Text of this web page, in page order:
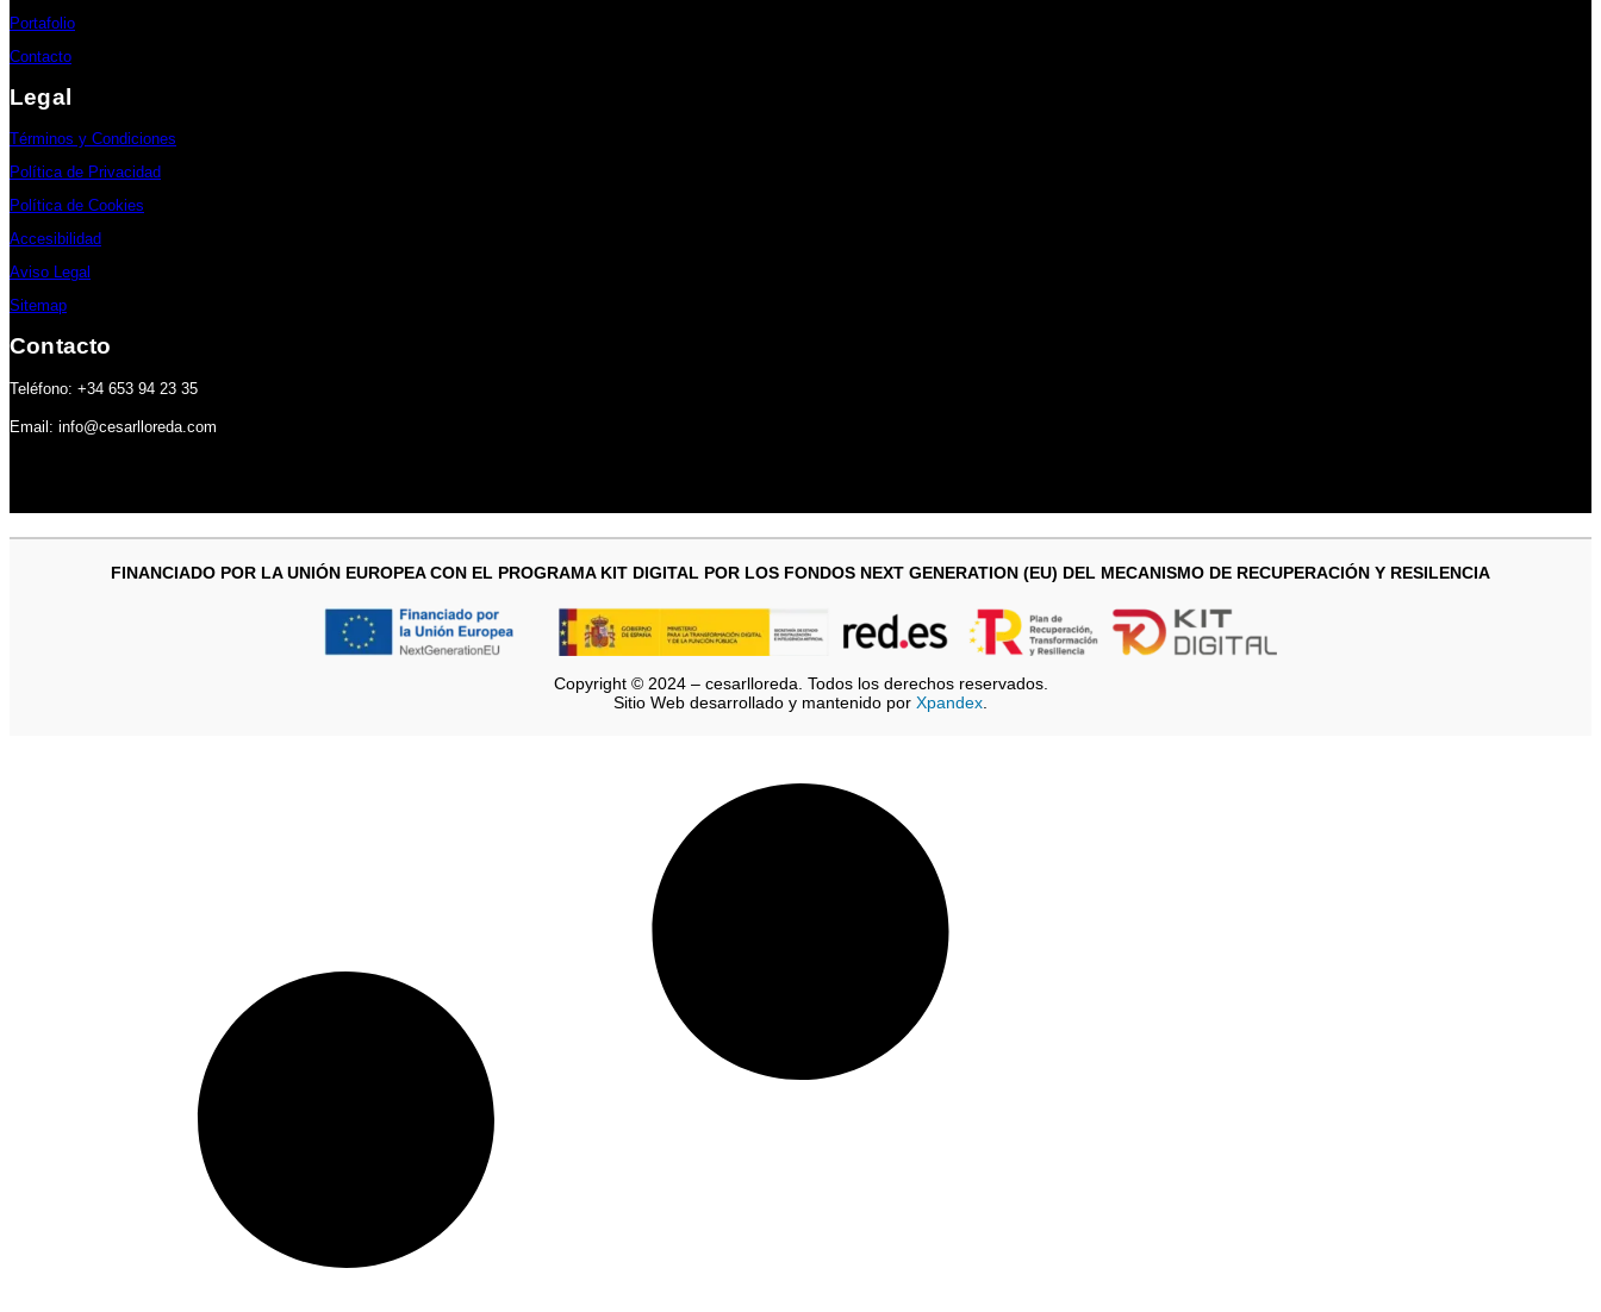
Portafolio
Contacto
Legal
Términos y Condiciones
Política de Privacidad
Política de Cookies
Accesibilidad
Aviso Legal
Sitemap
Contacto
Teléfono: +34 653 94 23 35
Email: info@cesarlloreda.com
FINANCIADO POR LA UNIÓN EUROPEA CON EL PROGRAMA KIT DIGITAL POR LOS FONDOS NEXT GENERATION (EU) DEL MECANISMO DE RECUPERACIÓN Y RESILENCIA
Copyright © 2024 – cesarlloreda. Todos los derechos reservados.
Sitio Web desarrollado y mantenido por Xpandex